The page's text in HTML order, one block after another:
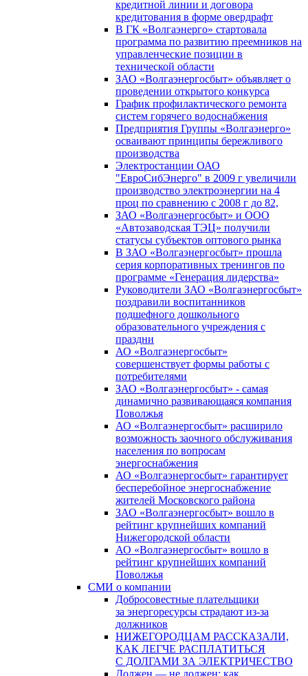
кредитной линии и договора
кредитования в форме овердрафт
В ГК «Волгаэнерго» стартовала
программа по развитию преемников на
управленческие позиции в
технической области
ЗАО «Волгаэнергосбыт» объявляет о
проведении открытого конкурса
График профилактического ремонта
систем горячего водоснабжения
Предприятия Группы «Волгаэнерго»
осваивают принципы бережливого
производства
Электростанции ОАО
"ЕвроСибЭнерго" в 2009 г увеличили
производство электроэнергии на 4
проц по сравнению с 2008 г до 82,
ЗАО «Волгаэнергосбыт» и ООО
«Автозаводская ТЭЦ» получили
статусы субъектов оптового рынка
В ЗАО «Волгаэнергосбыт» прошла
серия корпоративных тренингов по
программе «Генерация лидерства»
Руководители ЗАО «Волгаэнергосбыт»
поздравили воспитанников
подшефного дошкольного
образовательного учреждения с
праздни
АО «Волгаэнергосбыт»
совершенствует формы работы с
потребителями
ЗАО «Волгаэнергосбыт» - самая
динамично развивающаяся компания
Поволжья
АО «Волгаэнергосбыт» расширило
возможность заочного обслуживания
населения по вопросам
энергоснабжения
АО «Волгаэнергосбыт» гарантирует
бесперебойное энергоснабжение
жителей Московского района
ЗАО «Волгаэнергосбыт» вошло в
рейтинг крупнейших компаний
Нижегородской области
АО «Волгаэнергосбыт» вошло в
рейтинг крупнейших компаний
Поволжья
СМИ о компании
Добросовестные плательщики
за энергоресурсы страдают из-за
должников
НИЖЕГОРОДЦАМ РАССКАЗАЛИ,
КАК ЛЕГЧЕ РАСПЛАТИТЬСЯ
С ДОЛГАМИ ЗА ЭЛЕКТРИЧЕСТВО